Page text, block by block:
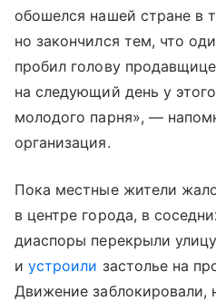
обошелся нашей стране в
но закончился тем, что
пробил голову
на следующий день у
молодого парня», —
организация.
Пока местные жители
в центре города, в
диаспоры перекрыли
иустроили застолье на
Движение заблокировали,